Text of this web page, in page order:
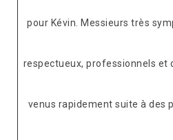
pour Kévin. Messieurs très
respectueux, professionnels et
venus rapidement suite à des